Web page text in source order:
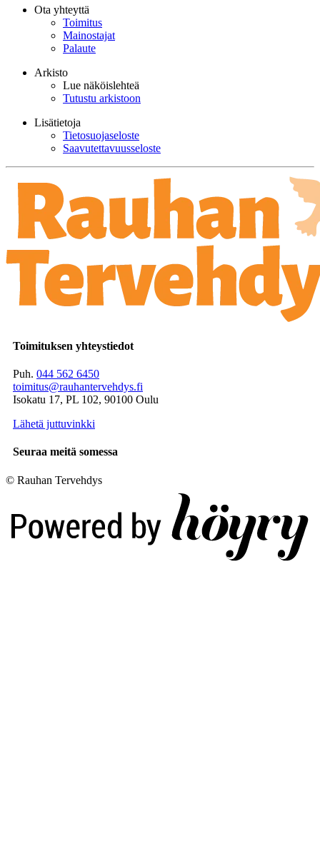
Ota yhteyttä
Toimitus
Mainostajat
Palaute
Arkisto
Lue näköislehteä
Tutustu arkistoon
Lisätietoja
Tietosuojaseloste
Saavutettavuusseloste
Toimituksen yhteystiedot
Puh. 044 562 6450
toimitus@rauhantervehdys.fi
Isokatu 17, PL 102, 90100 Oulu
Lähetä juttuvinkki
Seuraa meitä somessa
© Rauhan Tervehdys